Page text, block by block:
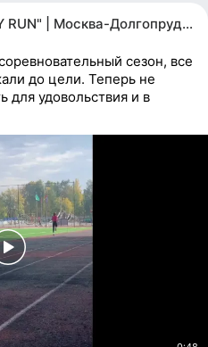
Беговой клуб "LUCKY RUN" | Москва-Долгопрудный
сезон, все
до цели. Теперь не
для удовольствия и в